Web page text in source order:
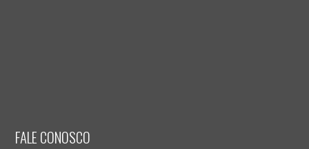
FALE CONOSCO